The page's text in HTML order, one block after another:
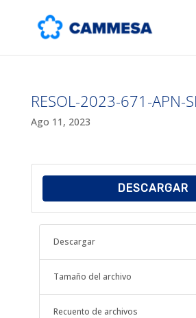
RESOL-2023-671-APN-
Ago 11, 2023
DESCARGAR
Descargar
Tamaño del archivo
Recuento de archivos